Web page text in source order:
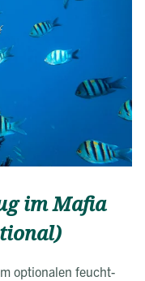
im Mafia
optionalen feucht-